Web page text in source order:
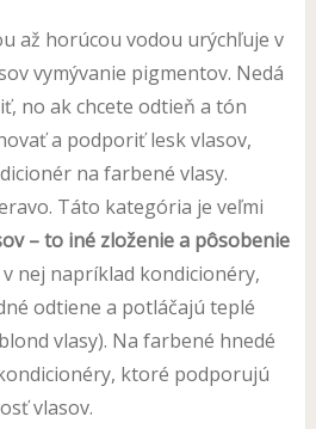
až horúcou vodou urýchľuje v
vymývanie pigmentov. Nedá
no ak chcete odtieň a tón
a podporiť lesk vlasov,
na farbené vlasy.
Táto kategória je veľmi
– to iné zloženie a pôsobenie
nej napríklad kondicionéry,
odtiene a potláčajú teplé
vlasy). Na farbené hnedé
ktoré podporujú
vlasov.